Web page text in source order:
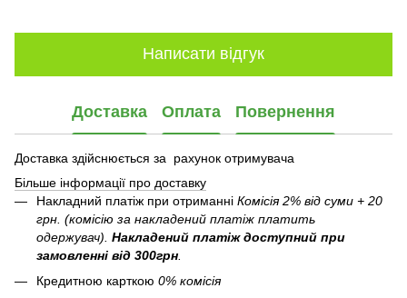
Написати відгук
Доставка Оплата Повернення
Доставка здійснюється за рахунок отримувача
Більше інформації про доставку
Накладний платіж при отриманні Комісія 2% від суми + 20
грн. (комісію за накладений платіж платить
одержувач). Накладений платіж доступний при
замовленні від 300грн
Кредитною карткою 0% комісія